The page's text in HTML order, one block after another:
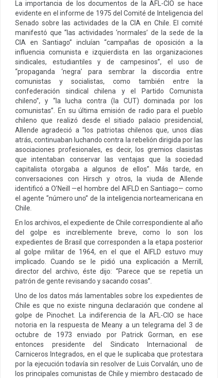
La importancia de los documentos de la AFL-CIO se hace
evidente en el informe de 1975 del Comité de Inteligencia del
Senado sobre las actividades de la CIA en Chile. El comité
manifestó que “las actividades ‘normales’ de la sede de la
CIA en Santiago” incluían “campañas de oposición a la
influencia comunista e izquierdista en las organizaciones
sindicales, estudiantiles y de campesinos”, el uso de
“propaganda ‘negra’ para sembrar la discordia entre
comunistas y socialistas, como también entre la
confederación sindical chilena y el Partido Comunista
chileno”, y “la lucha contra (la CUT) dominada por los
comunistas”. En su última emisión de radio para el pueblo
chileno que realizó desde el sitiado palacio presidencial,
Allende agradeció a “los patriotas chilenos que, unos días
atrás, continuaban luchando contra la rebelión dirigida por las
asociaciones profesionales, es decir, los gremios clasistas
que intentaban conservar las ventajas que la sociedad
capitalista otorgaba a algunos de ellos”. Más tarde, en
conversaciones con Hirsch y otros, la viuda de Allende
identificó a O’Neill —el hombre del AIFLD en Santiago— como
el agente “número uno” de la inteligencia norteamericana en
Chile.
En los archivos, el expediente de Chile correspondiente al año
del golpe es increíblemente breve, como lo son los
expedientes de Brasil que corresponden a la etapa posterior
al golpe militar de 1964, en el que el AIFLD estuvo muy
implicado. Cuando se le pidió una explicación a Merrill,
director del archivo, éste dijo: “Parece que se repetía un
patrón de gente revisando y sacando cosas”.
Uno de los datos más lamentables sobre los expedientes de
Chile es que no existe ninguna declaración que condene al
golpe de Pinochet. La indiferencia de la AFL-CIO se hace
notoria en la respuesta de Meany a un telegrama del 3 de
octubre de 1973 enviado por Patrick Gorman, en ese
entonces presidente del Sindicato Internacional de
Carniceros Integrados, en el que le suplicaba que protestara
por la ejecución todavía sin resolver de Luis Corvalán, uno de
los principales comunistas de Chile y miembro destacado de